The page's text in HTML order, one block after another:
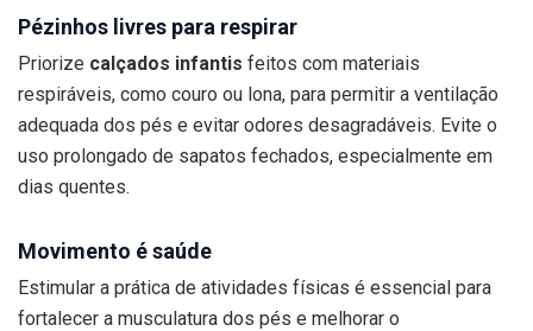
Pézinhos livres para respirar
Priorize calçados infantis feitos com materiais
respiráveis, como couro ou lona, para permitir a ventilação
adequada dos pés e evitar odores desagradáveis. Evite o
uso prolongado de sapatos fechados, especialmente em
dias quentes.
Movimento é saúde
Estimular a prática de atividades físicas é essencial para
fortalecer a musculatura dos pés e melhorar o